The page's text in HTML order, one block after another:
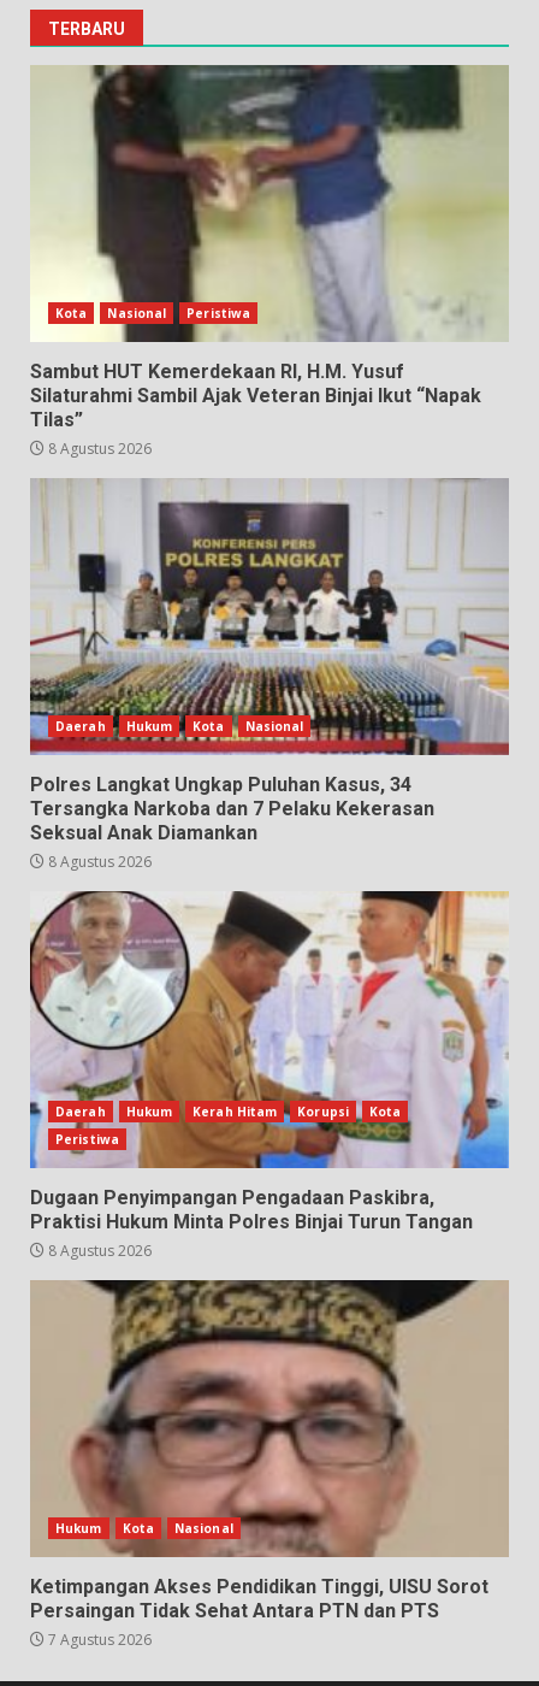
TERBARU
Kota Nasional Peristiwa
Sambut HUT Kemerdekaan RI, H.M. Yusuf
Silaturahmi Sambil Ajak Veteran Binjai Ikut “Napak
Tilas”
8 Agustus 2026
Daerah Hukum Kota Nasional
Polres Langkat Ungkap Puluhan Kasus, 34
Tersangka Narkoba dan 7 Pelaku Kekerasan
Seksual Anak Diamankan
8 Agustus 2026
Daerah Hukum Kerah Hitam Korupsi
Kota
Peristiwa
Dugaan Penyimpangan Pengadaan Paskibra,
Praktisi Hukum Minta Polres Binjai Turun Tangan
8 Agustus 2026
Hukum Kota Nasional
Ketimpangan Akses Pendidikan Tinggi, UISU Sorot
Persaingan Tidak Sehat Antara PTN dan PTS
7 Agustus 2026